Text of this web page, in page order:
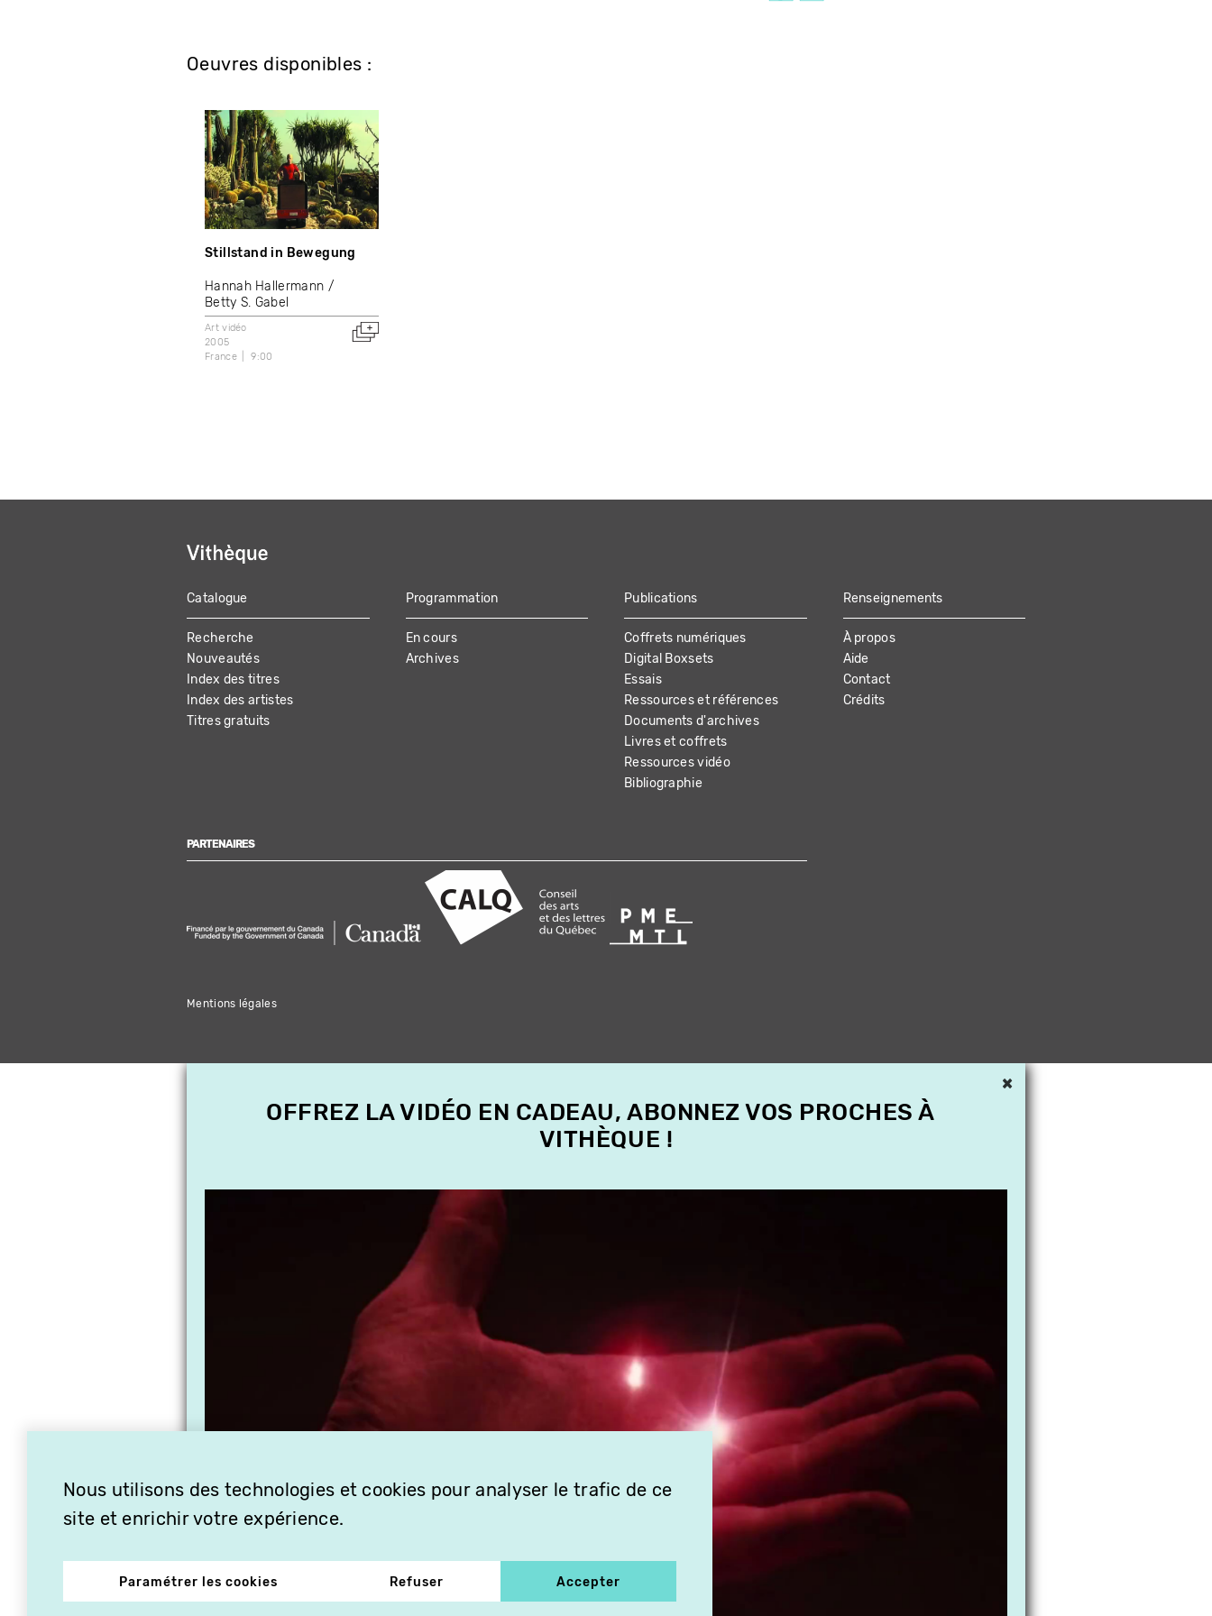
Oeuvres disponibles :
Stillstand in Bewegung
Hannah Hallermann
Betty S. Gabel
Art vidéo
2005
France
9:00
MAIN
NAVIGATION
Catalogue
Recherche
Nouveautés
Index des titres
Index des artistes
Titres gratuits
Programmation
En cours
Archives
Publications
Coffrets numériques
Digital Boxsets
Essais
Ressources et références
Documents d'archives
Livres et coffrets
Ressources vidéo
Bibliographie
Renseignements
À propos
Aide
Contact
Crédits
PARTENAIRES
Mentions légales
Nous utilisons des technologies et cookies pour analyser le trafic de ce
site et enrichir votre expérience.
Paramétrer les cookies Refuser Accepter
×
OFFREZ LA VIDÉO EN CADEAU, ABONNEZ VOS PROCHES À
VITHÈQUE !